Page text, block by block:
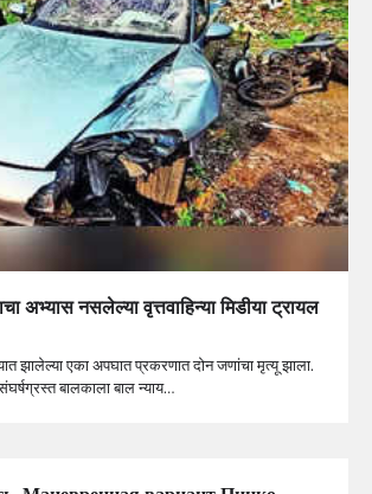
अभ्यास नसलेल्या वृत्तवाहिन्या मिडीया ट्रायल
झालेल्या एका अपघात प्रकरणात दोन जणांचा मृत्यू झाला.
बालकाला बाल न्याय…